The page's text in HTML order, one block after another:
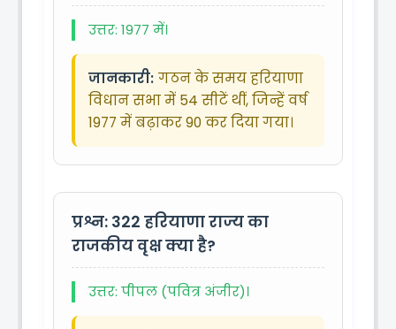
उत्तर: 1977 में।
जानकारी: गठन के समय हरियाणा
विधान सभा में 54 सीटें थीं, जिन्हें वर्ष
1977 में बढ़ाकर 90 कर दिया गया।
प्रश्न: 322 हरियाणा राज्य का
राजकीय वृक्ष क्या है?
उत्तर: पीपल (पवित्र अंजीर)।